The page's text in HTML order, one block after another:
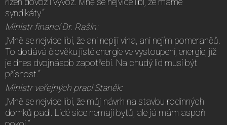
syndikáty.“
Ministr financí Dr. Rašín:
„Mně se nejvíce líbí, že ani nepiji vína, ani nejím pomerančů.
To dodává člověku jisté energie ve vystoupení, energie, jíž
je dnes dvojnásob zapotřebí. Na chudý lid musí být
přísnost.“
Ministr veřejných prací Staněk:
„Mně se nejvíce líbí, že můj návrh na stavbu rodinných
domků padl. Lidé sice nemají bytů, ale já mám aspoň